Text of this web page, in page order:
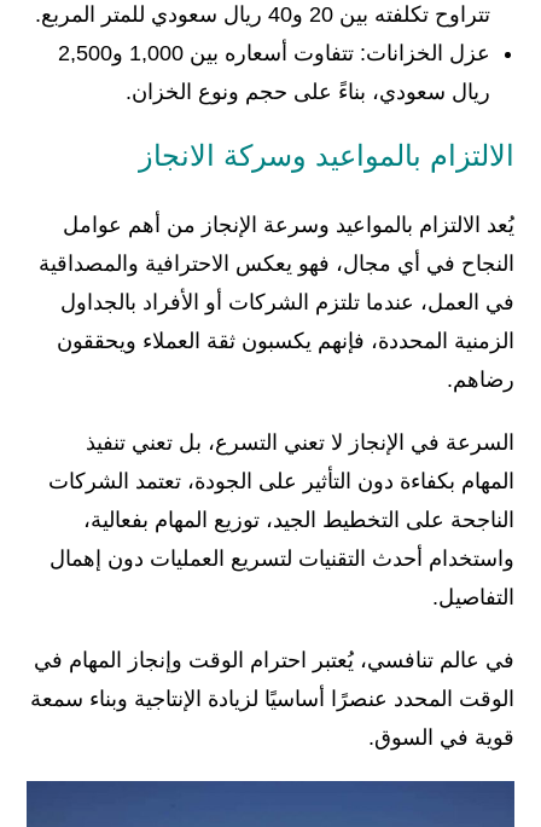
تتراوح تكلفته بين 20 و40 ريال سعودي للمتر المربع.
عزل الخزانات: تتفاوت أسعاره بين 1,000 و2,500
ريال سعودي، بناءً على حجم ونوع الخزان.
الالتزام بالمواعيد وسركة الانجاز
يُعد الالتزام بالمواعيد وسرعة الإنجاز من أهم عوامل
النجاح في أي مجال، فهو يعكس الاحترافية والمصداقية
في العمل، عندما تلتزم الشركات أو الأفراد بالجداول
الزمنية المحددة، فإنهم يكسبون ثقة العملاء ويحققون
رضاهم.
السرعة في الإنجاز لا تعني التسرع، بل تعني تنفيذ
المهام بكفاءة دون التأثير على الجودة، تعتمد الشركات
الناجحة على التخطيط الجيد، توزيع المهام بفعالية،
واستخدام أحدث التقنيات لتسريع العمليات دون إهمال
التفاصيل.
في عالم تنافسي، يُعتبر احترام الوقت وإنجاز المهام في
الوقت المحدد عنصرًا أساسيًا لزيادة الإنتاجية وبناء سمعة
قوية في السوق.